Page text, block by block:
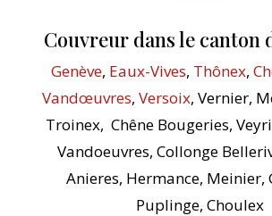
Couvreur dans le canton
Genève, Eaux-Vives, Thônex,
Vandœuvres,Versoix, Vernier,
Troinex, Chêne Bougeries,
Vandoeuvres, Collonge
Anieres, Hermance, Meinier,
Puplinge, Choulex